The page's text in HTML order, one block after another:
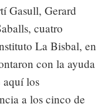
Gasull, Gerard
cuatro
La Bisbal, en
con la ayuda
aquí los
a los cinco de